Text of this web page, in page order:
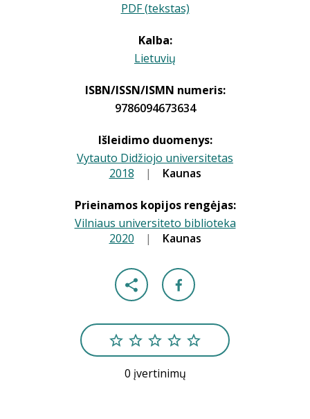
PDF (tekstas)
Kalba:
Lietuvių
ISBN/ISSN/ISMN numeris:
9786094673634
Išleidimo duomenys:
Vytauto Didžiojo universitetas
2018 | Kaunas
Prieinamos kopijos rengėjas:
Vilniaus universiteto biblioteka
2020 | Kaunas
0 įvertinimų